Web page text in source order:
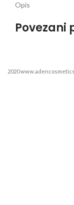
Opis
Povezani
2020